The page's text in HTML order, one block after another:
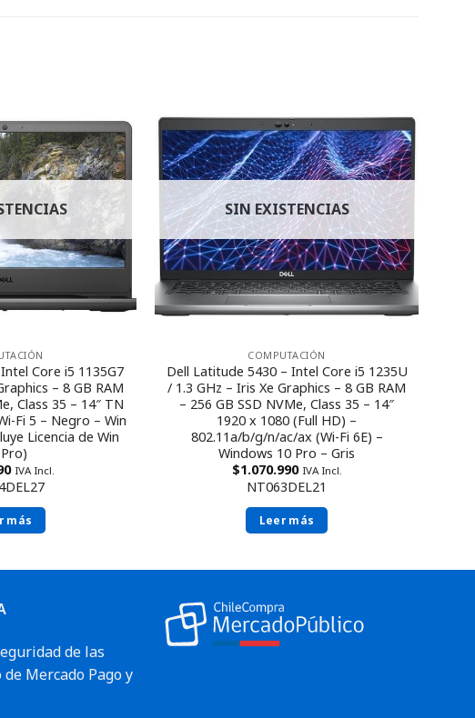
Core i5 1135G7
– 8 GB RAM
Class 35 – 14″ TN
Fi 5 – Negro – Win
Licencia de Win
IVA Incl.
más
SIN EXISTENCIAS
COMPUTACIÓN
Dell Latitude 5430 – Intel Core i5 1235U
/ 1.3 GHz – Iris Xe Graphics – 8 GB RAM
– 256 GB SSD NVMe, Class 35 – 14″
1920 x 1080 (Full HD) –
802.11a/b/g/n/ac/ax (Wi-Fi 6E) –
Windows 10 Pro – Gris
$1.070.990 IVA Incl.
NT063DEL21
Leer más
de las
Mercado Pago y